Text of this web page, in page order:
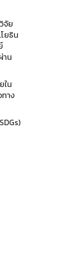
จัย
ยธิน
าน
ใน
าง